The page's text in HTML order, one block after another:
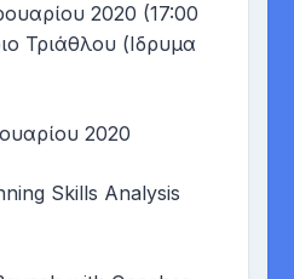
2020 (17:00
Τριάθλου (Ιδρυμα
2020
Skills Analysis